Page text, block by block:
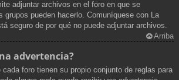
adjuntar archivos en el foro en que se
grupos pueden hacerlo. Comuníquese con La
seguro de por qué no puede adjuntar archivos.
Arriba
advertencia?
cada foro tienen su propio conjunto de reglas para